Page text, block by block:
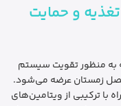
و حمایت
به منظور تقویت سیستم
زمستان عرضه می‌شود.
با ترکیبی از ویتامین‌های